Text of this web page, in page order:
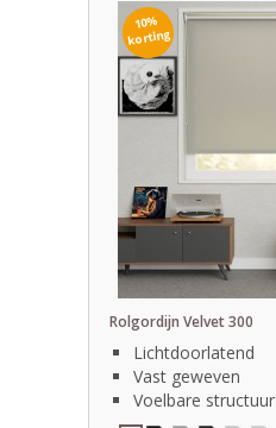
10%
korting
Rolgordijn Velvet 300
Lichtdoorlatend
Vast geweven
Voelbare structuur